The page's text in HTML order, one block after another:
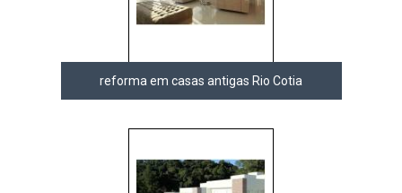
reforma em casas antigas Rio Cotia